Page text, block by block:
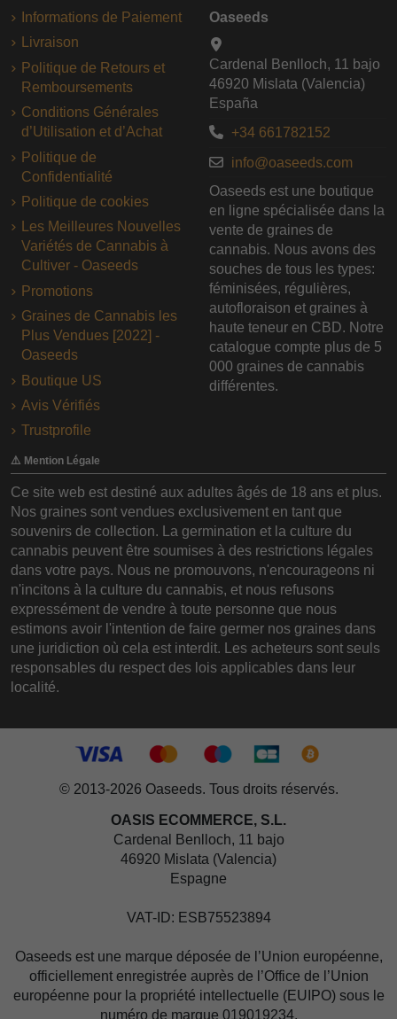
Informations de Paiement
Livraison
Politique de Retours et
Remboursements
Conditions Générales
d’Utilisation et d’Achat
Politique de
Confidentialité
Politique de cookies
Les Meilleures Nouvelles
Variétés de Cannabis à
Cultiver - Oaseeds
Promotions
Graines de Cannabis les
Plus Vendues [2022] -
Oaseeds
Boutique US
Avis Vérifiés
Trustprofile
Oaseeds
Cardenal Benlloch, 11 bajo
46920 Mislata (Valencia)
España
+34 661782152
info@oaseeds.com
Oaseeds est une boutique
en ligne spécialisée dans la
vente de graines de
cannabis. Nous avons des
souches de tous les types:
féminisées, régulières,
autofloraison et graines à
haute teneur en CBD. Notre
catalogue compte plus de 5
000 graines de cannabis
différentes.
⚠️ Mention Légale
Ce site web est destiné aux adultes âgés de 18 ans et plus.
Nos graines sont vendues exclusivement en tant que
souvenirs de collection. La germination et la culture du
cannabis peuvent être soumises à des restrictions légales
dans votre pays. Nous ne promouvons, n'encourageons ni
n'incitons à la culture du cannabis, et nous refusons
expressément de vendre à toute personne que nous
estimons avoir l'intention de faire germer nos graines dans
une juridiction où cela est interdit. Les acheteurs sont seuls
responsables du respect des lois applicables dans leur
localité.
© 2013-2026 Oaseeds. Tous droits réservés.
OASIS ECOMMERCE, S.L.
Cardenal Benlloch, 11 bajo
46920 Mislata (Valencia)
Espagne
VAT-ID: ESB75523894
Oaseeds est une marque déposée de l’Union européenne,
officiellement enregistrée auprès de l’Office de l’Union
européenne pour la propriété intellectuelle (EUIPO) sous le
numéro de marque 019019234.